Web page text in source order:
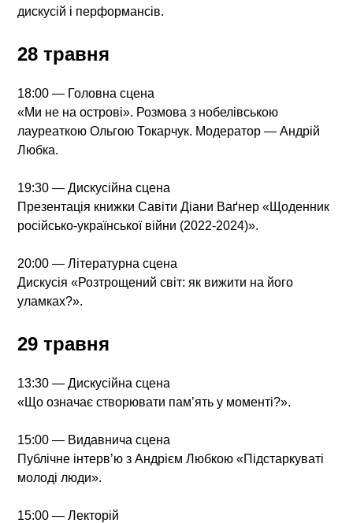
дискусій і перформансів.
28 травня
18:00 — Головна сцена
«Ми не на острові». Розмова з нобелівською
лауреаткою Ольгою Токарчук. Модератор — Андрій
Любка.
19:30 — Дискусійна сцена
Презентація книжки Савіти Діани Ваґнер «Щоденник
російсько-української війни (2022-2024)».
20:00 — Літературна сцена
Дискусія «Розтрощений світ: як вижити на його
уламках?».
29 травня
13:30 — Дискусійна сцена
«Що означає створювати пам’ять у моменті?».
15:00 — Видавнича сцена
Публічне інтерв’ю з Андрієм Любкою «Підстаркуваті
молоді люди».
15:00 — Лекторій